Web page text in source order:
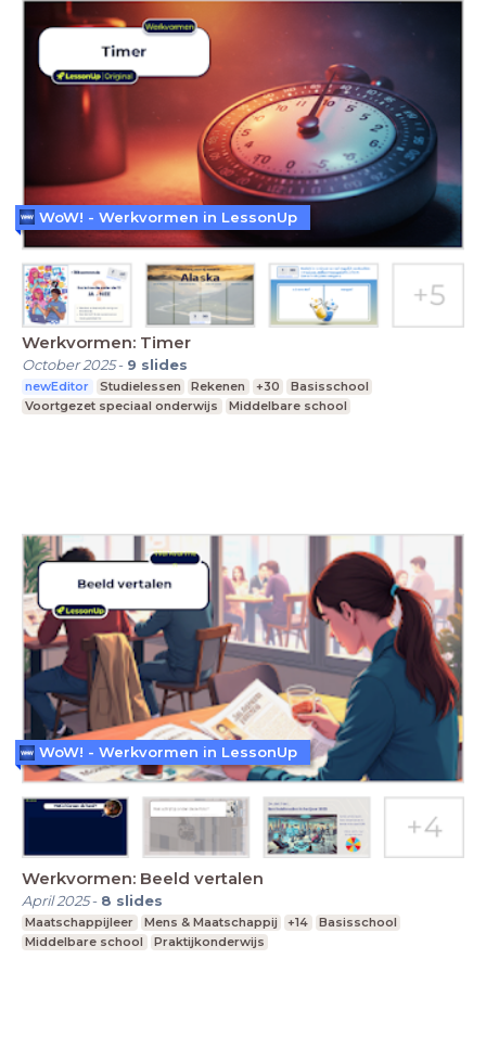
Werkvormen: Timer
October 2025- 9 slides
newEditor Studielessen Rekenen +30
Basisschool
Voortgezet speciaal onderwijs
Middelbare school
WoW! - Werkvormen in LessonUp
Werkvormen: Beeld vertalen
April 2025- 8 slides
Maatschappijleer Mens & Maatschappij +14
Basisschool
Middelbare school
Praktijkonderwijs
WoW! - Werkvormen in LessonUp